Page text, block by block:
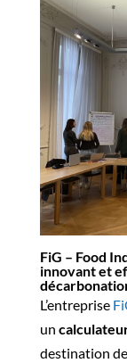
FiG – Food
innovant et
L’entreprise
un
destination